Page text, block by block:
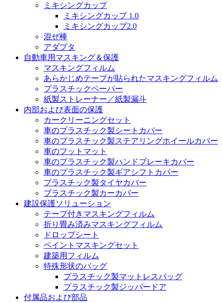
ミキシングカップ
ミキシングカップ 1.0
ミキシングカップ2.0
混ぜ棒
アダプタ
自動車用マスキング＆保護
マスキングフィルム
あらかじめテープが貼られたマスキングフィルム
プラスチックペーパー
紙製ストレーナー／紙製漏斗
内部および表面の保護
カークリーニングセット
車のプラスチック製シートカバー
車のプラスチック製ステアリングホイールカバー
車のフットマット
車のプラスチック製ハンドブレーキカバー
車のプラスチック製ギアシフトカバー
プラスチック製タイヤカバー
プラスチック製カーカバー
建設保護ソリューション
テープ付きマスキングフィルム
折り畳み済みマスキングフィルム
ドロップシート
ペイントマスキングセット
建築用フィルム
特殊形状のバッグ
プラスチック製マットレスバッグ
プラスチック製ジッパードア
付属品および部品